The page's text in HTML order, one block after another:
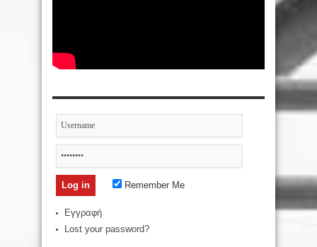
Remember Me
Εγγραφή
Lost your password?